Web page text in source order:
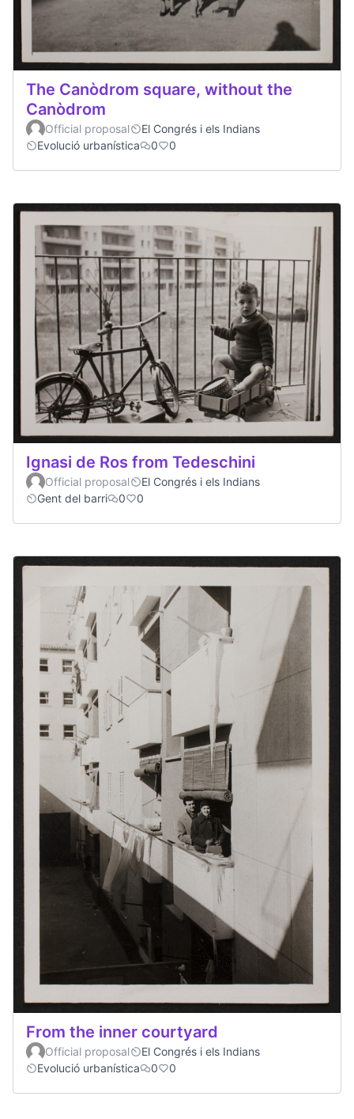
The Canòdrom square, without the
Canòdrom
Official proposal
El Congrés i els Indians
Evolució urbanística
0 0
Ignasi de Ros from Tedeschini
Official proposal
El Congrés i els Indians
Gent del barri
0 0
From the inner courtyard
Official proposal
El Congrés i els Indians
Evolució urbanística
0 0